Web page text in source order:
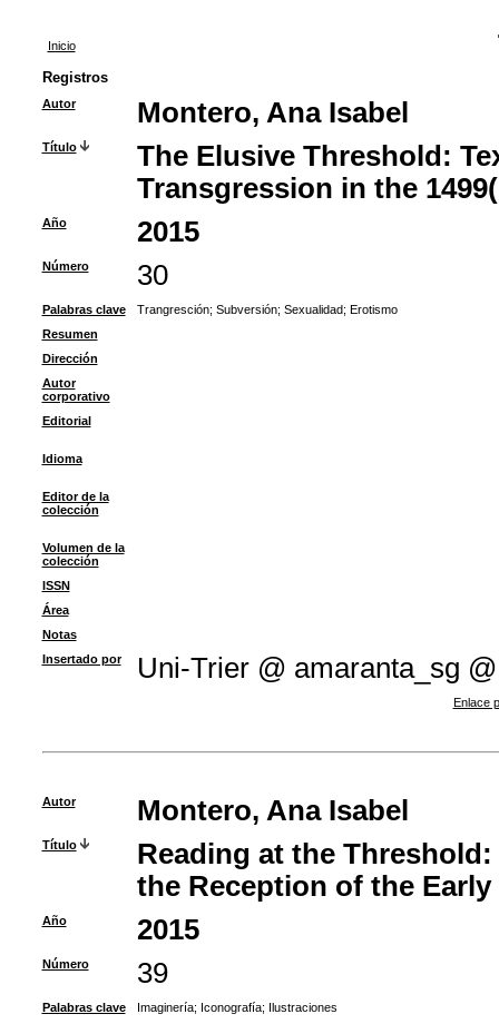
Inicio
Registros
Autor Montero, Ana Isabel
Título
The Elusive Threshold:
Transgression in the
Año 2015
Número 30
Palabras clave Trangresción; Subversión; Sexualidad; Erotismo
Resumen
Dirección
Autor
corporativo
Editorial
Idioma
Editor de la
colección
Volumen de la
colección
ISSN
Área
Notas
Insertado por
Uni-Trier @ amaranta_sg @
Enlace
Autor Montero, Ana Isabel
Título
Reading at the
the Reception of the
Año 2015
Número 39
Palabras clave Imaginería; Iconografía; Ilustraciones